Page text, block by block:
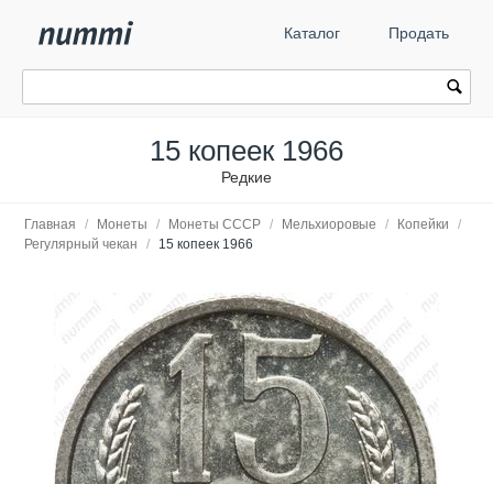
Каталог Продать
15 копеек 1966
Редкие
Главная / Монеты / Монеты СССР / Мельхиоровые / Копейки
/
Регулярный чекан
/ 15 копеек 1966